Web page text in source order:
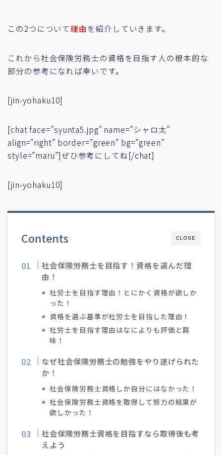
この2つについて理由 を紹介していきます。
これから社会保険労務士の資格を目指す人の根本的な
部分の参考になれば幸いです。
[jin-yohaku10]
[chat face=”syunta5.jpg” name=”シャロ太”
align=”right” border=”green” bg=”green”
style=”maru”]ぜひ参考にしてね[/chat]
[jin-yohaku10]
CLOSE
Contents
社会保険労務士を目指す！資格を選んだ理
由！
社労士を目指す理由！とにかく資格が欲しか
った！
資格を選ぶ基準が社労士を目指した理由！
社労士を目指す理由はなによりも評価と興
味！
なぜ社会保険労務士の勉強をやり遂げられた
か！
社会保険労務士資格しか自分にはなかった！
社会保険労務士資格を取得して努力の結果が
欲しかった！
社会保険労務士資格を目指すなら取得後も考
えよう